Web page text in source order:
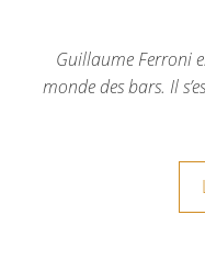
Guillaume Ferroni
monde des bars. Il